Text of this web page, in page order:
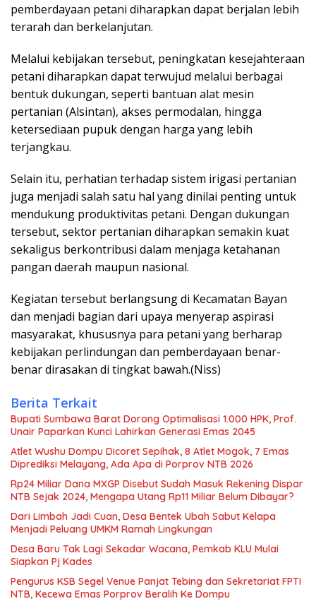
pemberdayaan petani diharapkan dapat berjalan lebih
terarah dan berkelanjutan.
Melalui kebijakan tersebut, peningkatan kesejahteraan
petani diharapkan dapat terwujud melalui berbagai
bentuk dukungan, seperti bantuan alat mesin
pertanian (Alsintan), akses permodalan, hingga
ketersediaan pupuk dengan harga yang lebih
terjangkau.
Selain itu, perhatian terhadap sistem irigasi pertanian
juga menjadi salah satu hal yang dinilai penting untuk
mendukung produktivitas petani. Dengan dukungan
tersebut, sektor pertanian diharapkan semakin kuat
sekaligus berkontribusi dalam menjaga ketahanan
pangan daerah maupun nasional.
Kegiatan tersebut berlangsung di Kecamatan Bayan
dan menjadi bagian dari upaya menyerap aspirasi
masyarakat, khususnya para petani yang berharap
kebijakan perlindungan dan pemberdayaan benar-
benar dirasakan di tingkat bawah.(Niss)
Berita Terkait
Bupati Sumbawa Barat Dorong Optimalisasi 1.000 HPK, Prof.
Unair Paparkan Kunci Lahirkan Generasi Emas 2045
Atlet Wushu Dompu Dicoret Sepihak, 8 Atlet Mogok, 7 Emas
Diprediksi Melayang, Ada Apa di Porprov NTB 2026
Rp24 Miliar Dana MXGP Disebut Sudah Masuk Rekening Dispar
NTB Sejak 2024, Mengapa Utang Rp11 Miliar Belum Dibayar?
Dari Limbah Jadi Cuan, Desa Bentek Ubah Sabut Kelapa
Menjadi Peluang UMKM Ramah Lingkungan
Desa Baru Tak Lagi Sekadar Wacana, Pemkab KLU Mulai
Siapkan Pj Kades
Pengurus KSB Segel Venue Panjat Tebing dan Sekretariat FPTI
NTB, Kecewa Emas Porprov Beralih Ke Dompu